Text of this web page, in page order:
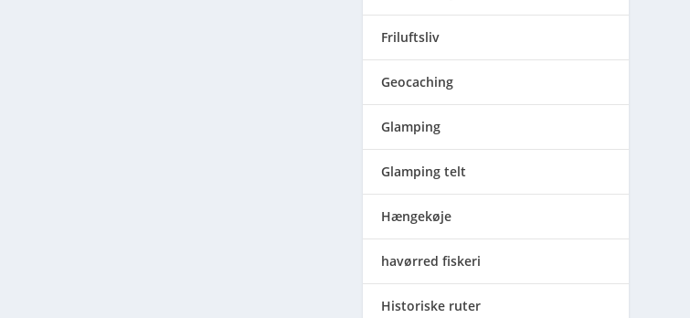
Friluftsliv
Geocaching
Glamping
Glamping telt
Hængekøje
havørred fiskeri
Historiske ruter